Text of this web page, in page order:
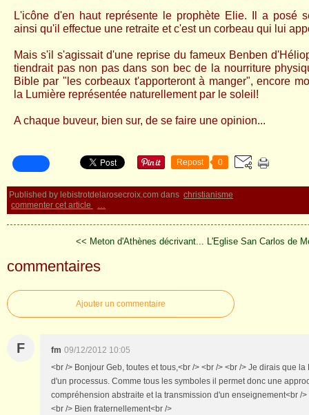
L'icône d'en haut représente le prophète Elie. Il a posé
ainsi qu'il effectue une retraite et c'est un corbeau qui lui
Mais s'il s'agissait d'une reprise du fameux Benben
tiendrait pas non pas dans son becde la nourriture
Bible par "les corbeaux t'apporteront à manger", encore
la Lumière représentée naturellement par le soleil!
A chaque buveur, bien sur, de se faire une opinion...
Repost 0
Published by lebistrotdelarosecroix.com dans christianisme
commenter cet article
…
<< Meton d'Athènes décrivant... L'Eglise San Carlos de
commentaires
Ajouter un commentaire
F fm 09/12/2012 10:05
<br /> Bonjour Geb, toutes et tous,<br /> <br /> <br /> Je dirais que
d'un processus. Comme tous les symboles il permet donc une
compréhension abstraite et la transmission d'un enseignement<br /
<br /> Bien fraternellement<br />